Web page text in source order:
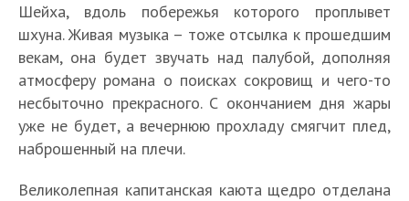
Шейха, вдоль побережья которого проплывет
шхуна. Живая музыка – тоже отсылка к прошедшим
векам, она будет звучать над палубой, дополняя
атмосферу романа о поисках сокровищ и чего-то
несбыточно прекрасного. С окончанием дня жары
уже не будет, а вечернюю прохладу смягчит плед,
наброшенный на плечи.
Великолепная капитанская каюта щедро отделана